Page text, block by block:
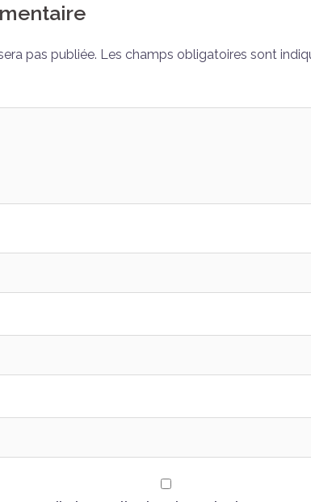
pas publiée. Les champs obligatoires sont